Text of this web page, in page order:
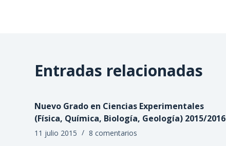
Entradas relacionadas
Nuevo Grado en Ciencias Experimentales
(Física, Química, Biología, Geología) 2015/2016
11 julio 2015 8 comentarios